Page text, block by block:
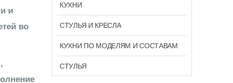
и
во
КУХНИ
СТУЛЬЯ И КРЕСЛА
КУХНИ ПО МОДЕЛЯМ И СОСТАВАМ
СТУЛЬЯ